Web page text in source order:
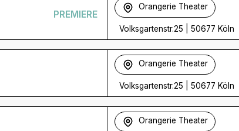
PREMIERE
Orangerie Theater
Volksgartenstr.25 50677 Köln
Orangerie Theater
Volksgartenstr.25 50677 Köln
Orangerie Theater